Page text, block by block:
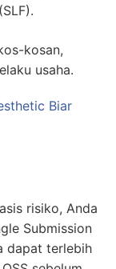
kosan,
usaha.
Biar
risiko, Anda
Submission
dapat terlebih